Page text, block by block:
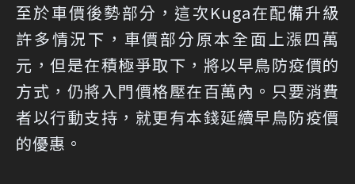
至於車價後勢部分，這次Kuga在配備升級
許多情況下，車價部分原本全面上漲四萬
元，但是在積極爭取下，將以早鳥防疫價的
方式，仍將入門價格壓在百萬內。只要消費
者以行動支持，就更有本錢延續早鳥防疫價
的優惠。